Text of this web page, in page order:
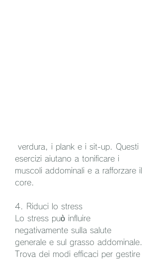
esercizi aiutano a tonificare i
muscoli addominali e a rafforzare il
core.
4. Riduci lo stress
Lo stress può influire
negativamente sulla salute
generale e sul grasso addominale.
Trova dei modi efficaci per gestire